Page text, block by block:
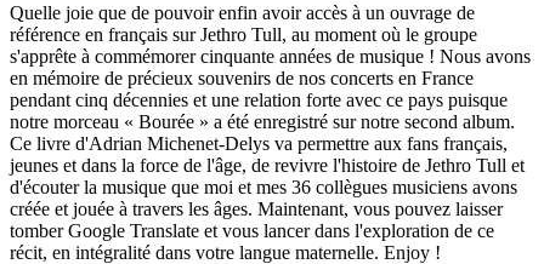
Quelle joie que de pouvoir enfin avoir accès à un ouvrage de
référence en français sur Jethro Tull, au moment où le groupe
s'apprête à commémorer cinquante années de musique ! Nous avons
en mémoire de précieux souvenirs de nos concerts en France
pendant cinq décennies et une relation forte avec ce pays puisque
notre morceau « Bourée » a été enregistré sur notre second album.
Ce livre d'Adrian Michenet-Delys va permettre aux fans français,
jeunes et dans la force de l'âge, de revivre l'histoire de Jethro Tull et
d'écouter la musique que moi et mes 36 collègues musiciens avons
créée et jouée à travers les âges. Maintenant, vous pouvez laisser
tomber Google Translate et vous lancer dans l'exploration de ce
récit, en intégralité dans votre langue maternelle. Enjoy !